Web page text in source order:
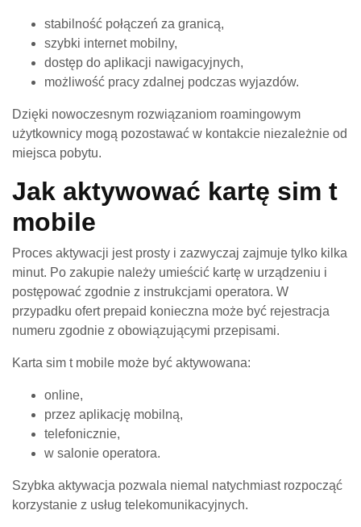
stabilność połączeń za granicą,
szybki internet mobilny,
dostęp do aplikacji nawigacyjnych,
możliwość pracy zdalnej podczas wyjazdów.
Dzięki nowoczesnym rozwiązaniom roamingowym
użytkownicy mogą pozostawać w kontakcie niezależnie od
miejsca pobytu.
Jak aktywować kartę sim t
mobile
Proces aktywacji jest prosty i zazwyczaj zajmuje tylko kilka
minut. Po zakupie należy umieścić kartę w urządzeniu i
postępować zgodnie z instrukcjami operatora. W
przypadku ofert prepaid konieczna może być rejestracja
numeru zgodnie z obowiązującymi przepisami.
Karta sim t mobile może być aktywowana:
online,
przez aplikację mobilną,
telefonicznie,
w salonie operatora.
Szybka aktywacja pozwala niemal natychmiast rozpocząć
korzystanie z usług telekomunikacyjnych.